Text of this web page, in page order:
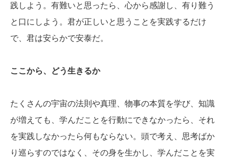
践しよう。有難いと思ったら、心から感謝し、有り難う
と口にしよう。君が正しいと思うことを実践するだけ
で、君は安らかで安泰だ。
ここから、どう生きるか
たくさんの宇宙の法則や真理、物事の本質を学び、知識
が増えても、学んだことを行動にできなかったら、それ
を実践しなかったら何もならない。頭で考え、思考ばか
り巡らすのではなく、その身を生かし、学んだことを実